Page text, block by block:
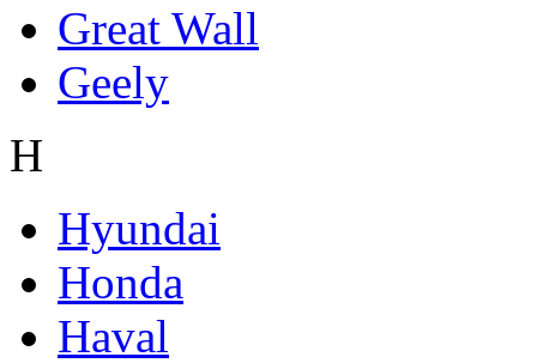
Great Wall
Geely
H
Hyundai
Honda
Haval